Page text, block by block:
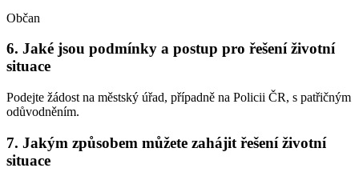
Občan
6. Jaké jsou podmínky a postup pro řešení životní
situace
Podejte žádost na městský úřad, případně na Policii ČR, s patřičným
odůvodněním.
7. Jakým způsobem můžete zahájit řešení životní
situace